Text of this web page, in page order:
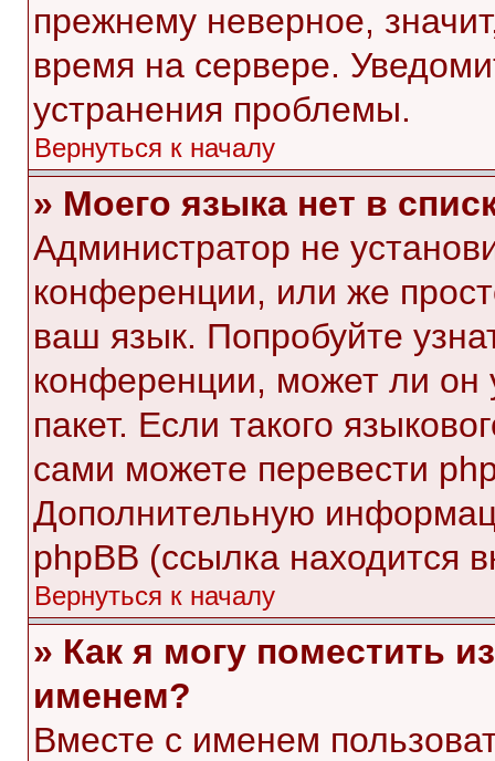
прежнему неверное,
время на сервере.
устранения проблемы.
Вернуться к началу
» Моего языка нет в
Администратор не
конференции, или же
ваш язык. Попробуйте
конференции, может ли он
пакет. Если такого
сами можете перевести
Дополнительную
phpBB (ссылка находится
Вернуться к началу
» Как я могу поместить
именем?
Вместе с именем